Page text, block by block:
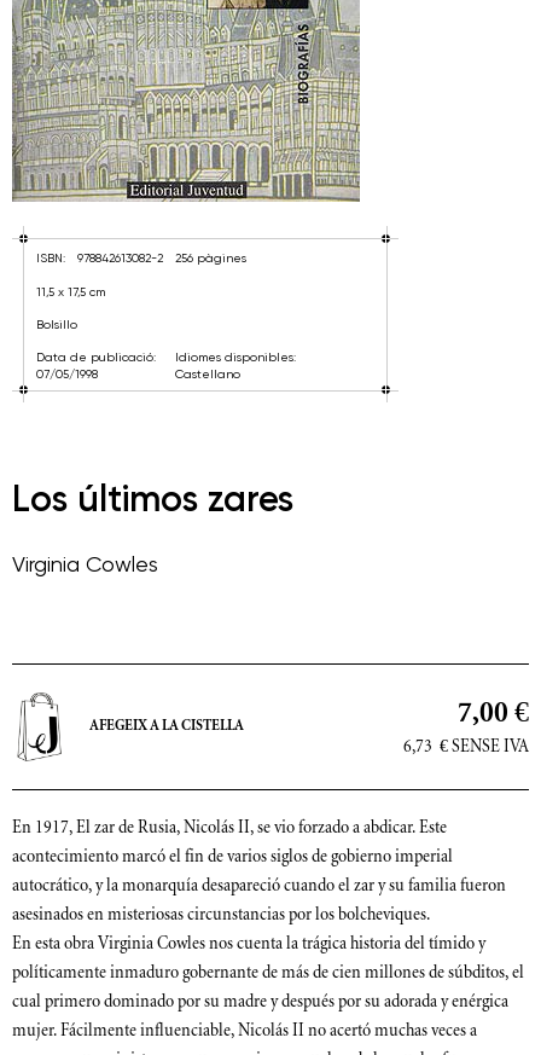
ISBN: 978842613082-2
11,5 x 17,5 cm
Bolsillo
Data de publicació:
07/05/1998
256 pàgines
Idiomes disponibles:
Castellano
Los últimos zares
Virginia Cowles
7,00 €
6,73 € SENSE IVA
AFEGEIX A LA CISTELLA
En 1917, El zar de Rusia, Nicolás II, se vio forzado a abdicar. Este
acontecimiento marcó el fin de varios siglos de gobierno imperial
autocrático, y la monarquía desapareció cuando el zar y su familia fueron
asesinados en misteriosas circunstancias por los bolcheviques.
En esta obra Virginia Cowles nos cuenta la trágica historia del tímido y
políticamente inmaduro gobernante de más de cien millones de súbditos, el
cual primero dominado por su madre y después por su adorada y enérgica
mujer. Fácilmente influenciable, Nicolás II no acertó muchas veces a